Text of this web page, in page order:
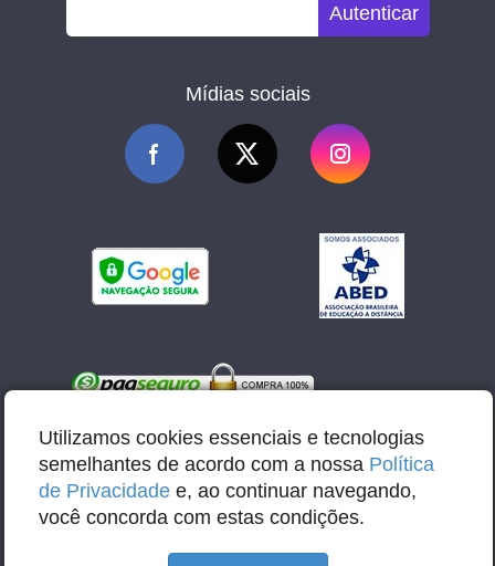
Autenticar
Mídias sociais
Utilizamos cookies essenciais e tecnologias
semelhantes de acordo com a nossa Política
de Privacidade e, ao continuar navegando,
você concorda com estas condições.